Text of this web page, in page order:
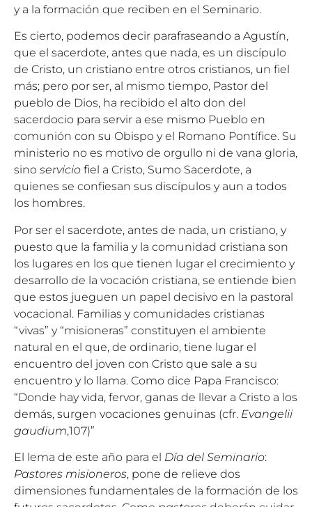
y a la formación que reciben en el Seminario.
Es cierto, podemos decir parafraseando a Agustín,
que el sacerdote, antes que nada, es un discípulo
de Cristo, un cristiano entre otros cristianos, un fiel
más; pero por ser, al mismo tiempo, Pastor del
pueblo de Dios, ha recibido el alto don del
sacerdocio para servir a ese mismo Pueblo en
comunión con su Obispo y el Romano Pontífice. Su
ministerio no es motivo de orgullo ni de vana gloria,
sino servicio fiel a Cristo, Sumo Sacerdote, a
quienes se confiesan sus discípulos y aun a todos
los hombres.
Por ser el sacerdote, antes de nada, un cristiano, y
puesto que la familia y la comunidad cristiana son
los lugares en los que tienen lugar el crecimiento y
desarrollo de la vocación cristiana, se entiende bien
que estos jueguen un papel decisivo en la pastoral
vocacional. Familias y comunidades cristianas
“vivas” y “misioneras” constituyen el ambiente
natural en el que, de ordinario, tiene lugar el
encuentro del joven con Cristo que sale a su
encuentro y lo llama. Como dice Papa Francisco:
“Donde hay vida, fervor, ganas de llevar a Cristo a los
demás, surgen vocaciones genuinas (cfr. Evangelii
gaudium,107)”
El lema de este año para el Día del Seminario:
Pastores misioneros, pone de relieve dos
dimensiones fundamentales de la formación de los